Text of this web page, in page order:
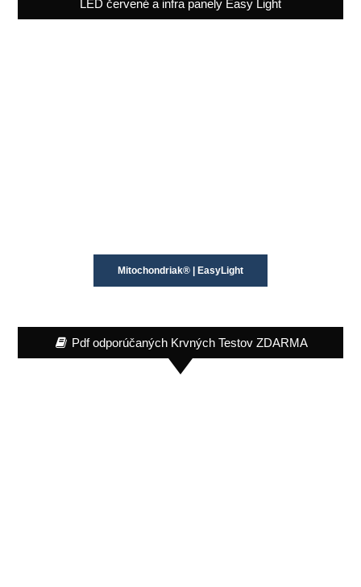
LED červené a infra panely Easy Light
Mitochondriak® | EasyLight
Pdf odporúčaných Krvných Testov ZDARMA